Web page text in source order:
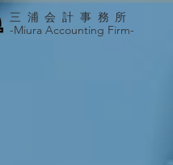
三浦会計事務所
-Miura Accounting Firm-